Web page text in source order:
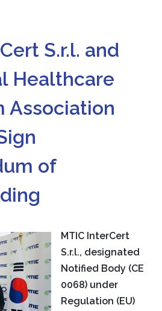
S.r.l. and
Healthcare
Association
of
MTIC InterCert
S.r.l., designated
Notified Body (CE
0068) under
Regulation (EU)